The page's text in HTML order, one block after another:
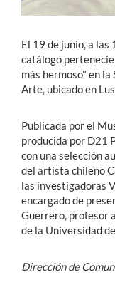
El 19 de junio, a
catálogo
más hermoso" en
Arte, ubicado en
Publicada por el
producida por D21
con una selección
del artista chileno
las investigadoras
encargado de
Guerrero, profesor
de la Universidad
Dirección de